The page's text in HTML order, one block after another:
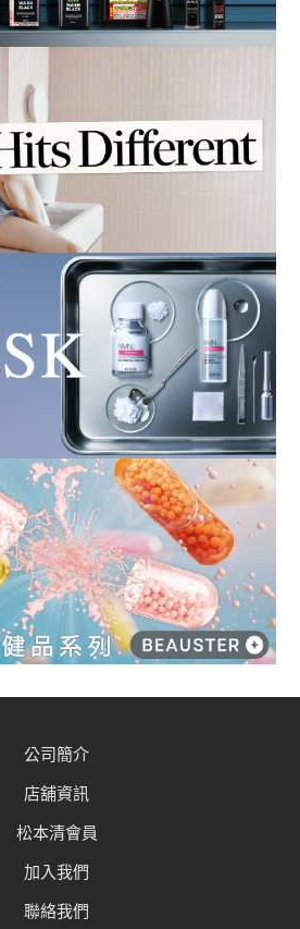
公司簡介
店舖資訊
松本清會員
加入我們
聯絡我們